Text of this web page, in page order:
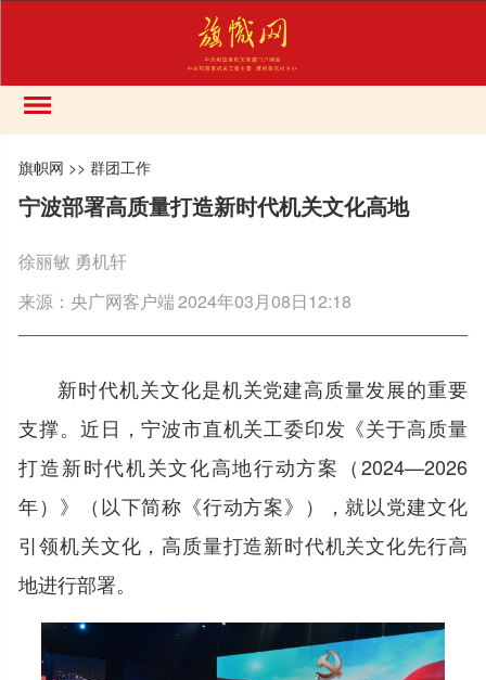
旗帜网 >>群团工作
宁波部署高质量打造新时代机关文化高地
徐丽敏 勇机轩
来源：央广网客户端2024年03月08日12:18
新时代机关文化是机关党建高质量发展的重要
支撑。近日，宁波市直机关工委印发《关于高质量
打造新时代机关文化高地行动方案（2024—2026
年）》（以下简称《行动方案》），就以党建文化
引领机关文化，高质量打造新时代机关文化先行高
地进行部署。